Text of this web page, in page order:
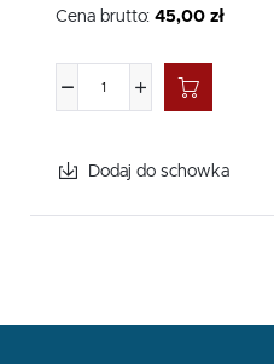
Cena brutto: 45,00 zł
Dodaj do schowka